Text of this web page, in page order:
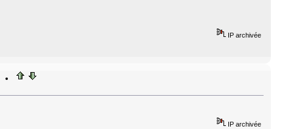
IP archivée
IP archivée